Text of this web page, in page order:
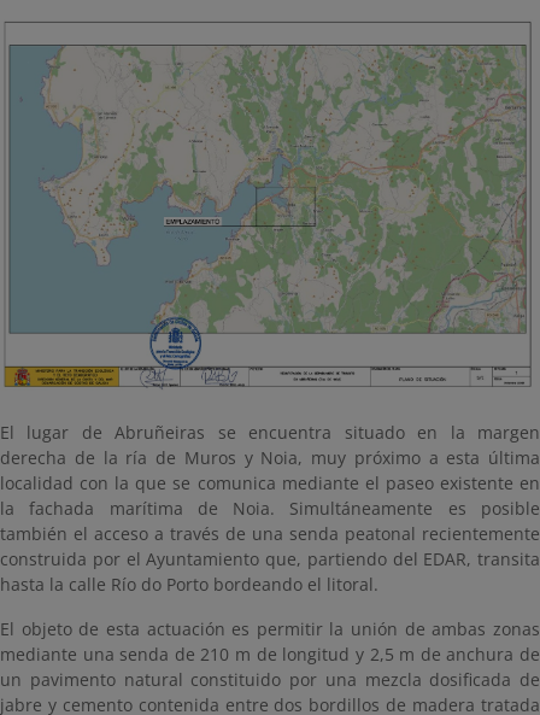
El lugar de Abruñeiras se encuentra situado en la margen
derecha de la ría de Muros y Noia, muy próximo a esta última
localidad con la que se comunica mediante el paseo existente en
la fachada marítima de Noia. Simultáneamente es posible
también el acceso a través de una senda peatonal recientemente
construida por el Ayuntamiento que, partiendo del EDAR, transita
hasta la calle Río do Porto bordeando el litoral.
El objeto de esta actuación es permitir la unión de ambas zonas
mediante una senda de 210 m de longitud y 2,5 m de anchura de
un pavimento natural constituido por una mezcla dosificada de
jabre y cemento contenida entre dos bordillos de madera tratada